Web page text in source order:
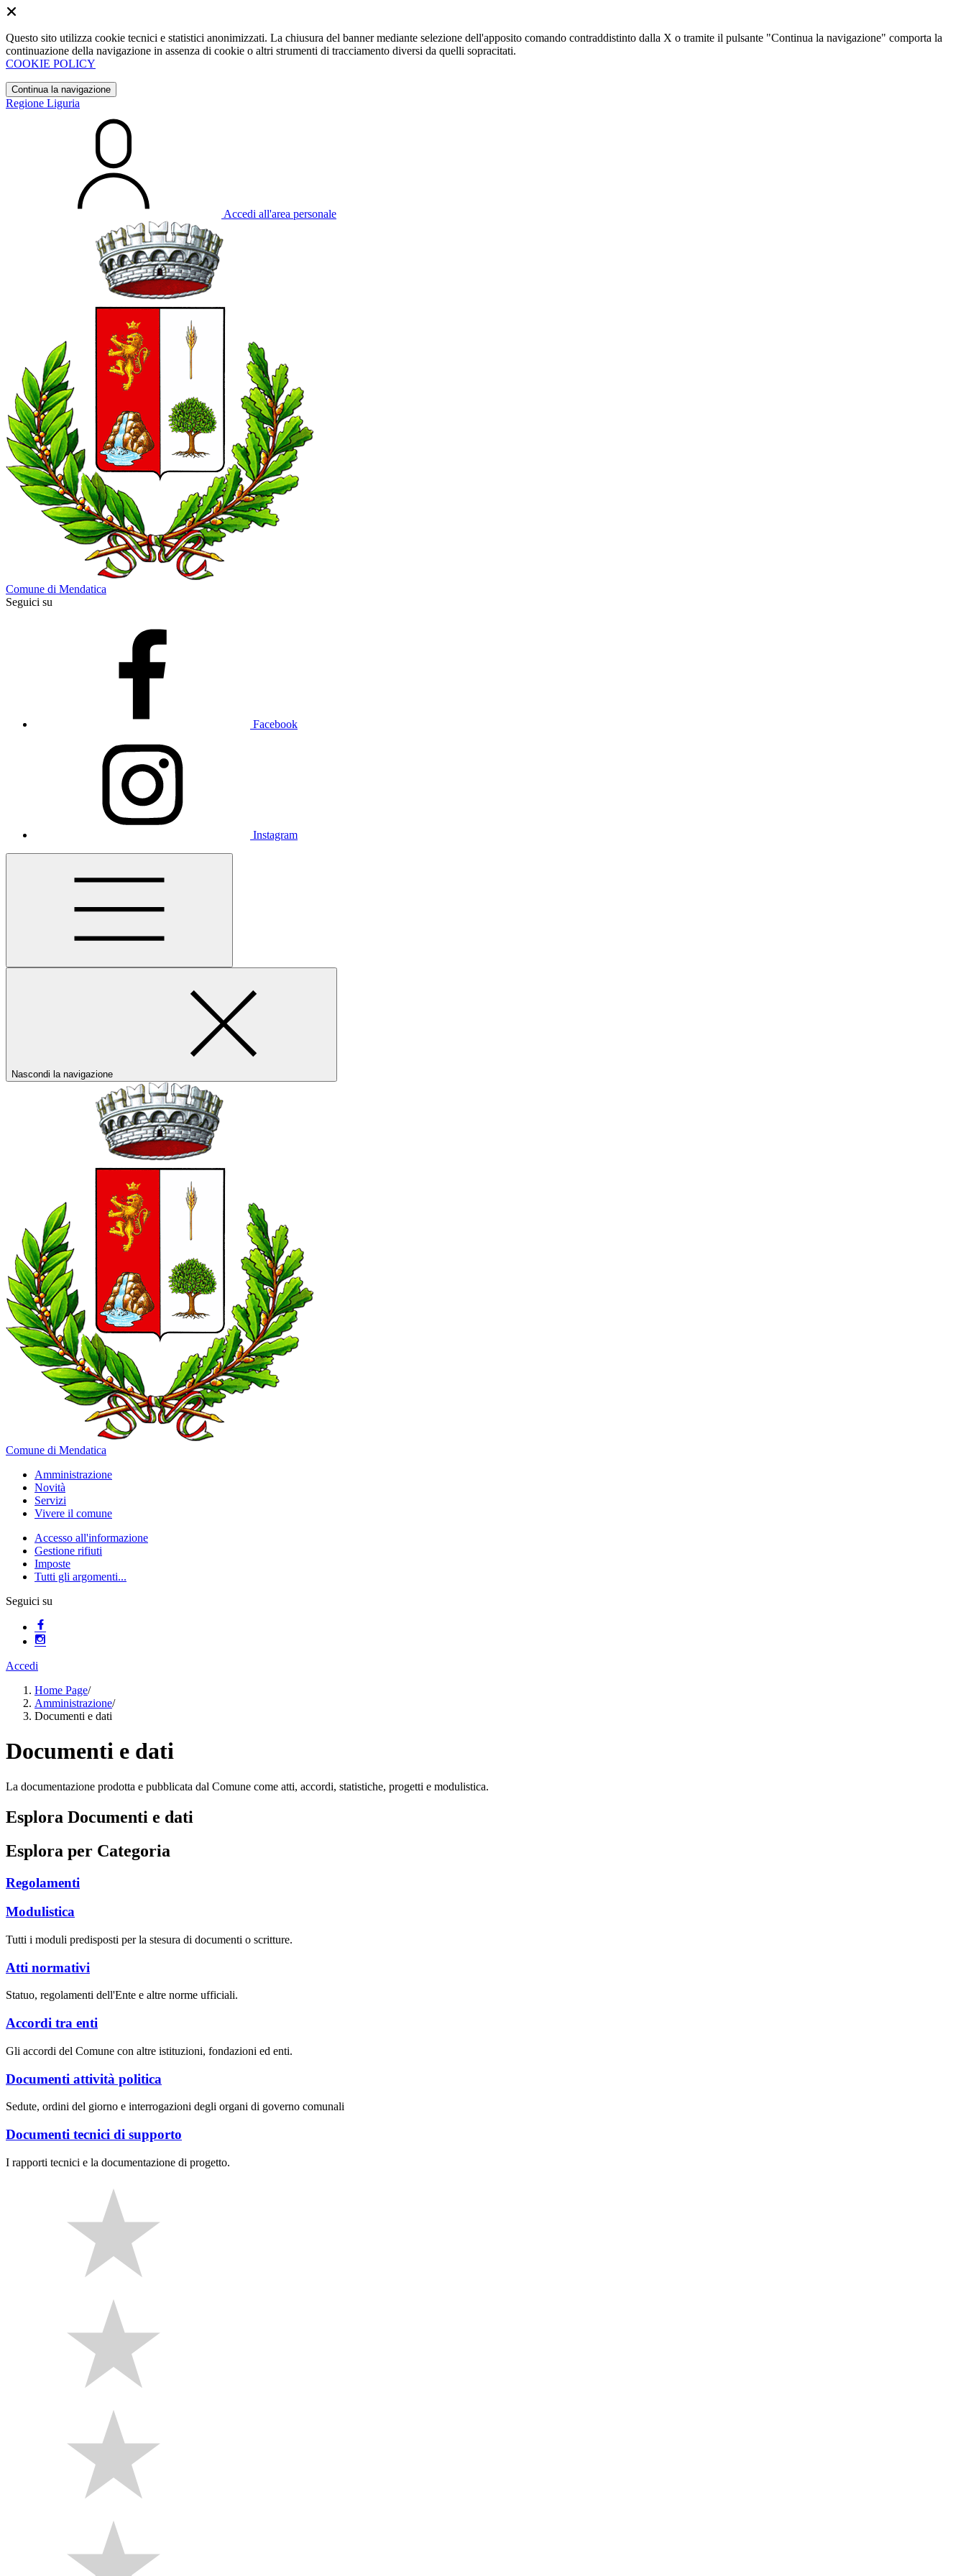
Questo sito utilizza cookie tecnici e statistici anonimizzati. La chiusura del banner mediante selezione dell'apposito comando contraddistinto dalla X o tramite il pulsante "Continua la navigazione" comporta la
continuazione della navigazione in assenza di cookie o altri strumenti di tracciamento diversi da quelli sopracitati.
COOKIE POLICY
Continua la navigazione
Regione Liguria
Accedi all'area personale
Comune di Mendatica
Seguici su
Facebook
Instagram
Nascondi la navigazione
Comune di Mendatica
Amministrazione
Novità
Servizi
Vivere il comune
Accesso all'informazione
Gestione rifiuti
Imposte
Tutti gli argomenti...
Seguici su
Accedi
Home Page/
Amministrazione/
Documenti e dati
Documenti e dati
La documentazione prodotta e pubblicata dal Comune come atti, accordi, statistiche, progetti e modulistica.
Esplora Documenti e dati
Esplora per Categoria
Regolamenti
Modulistica
Tutti i moduli predisposti per la stesura di documenti o scritture.
Atti normativi
Statuo, regolamenti dell'Ente e altre norme ufficiali.
Accordi tra enti
Gli accordi del Comune con altre istituzioni, fondazioni ed enti.
Documenti attività politica
Sedute, ordini del giorno e interrogazioni degli organi di governo comunali
Documenti tecnici di supporto
I rapporti tecnici e la documentazione di progetto.